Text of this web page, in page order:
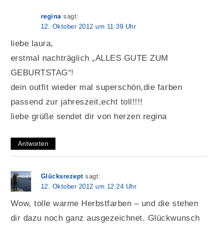
regina sagt:
12. Oktober 2012 um 11:39 Uhr
liebe laura,
erstmal nachträglich „ALLES GUTE ZUM
GEBURTSTAG“!
dein outfit wieder mal superschön,die farben
passend zur jahreszeit,echt toll!!!!
liebe grüße sendet dir von herzen regina
Antworten
Glücksrezept sagt:
12. Oktober 2012 um 12:24 Uhr
Wow, tolle warme Herbstfarben – und die stehen
dir dazu noch ganz ausgezeichnet. Glückwunsch